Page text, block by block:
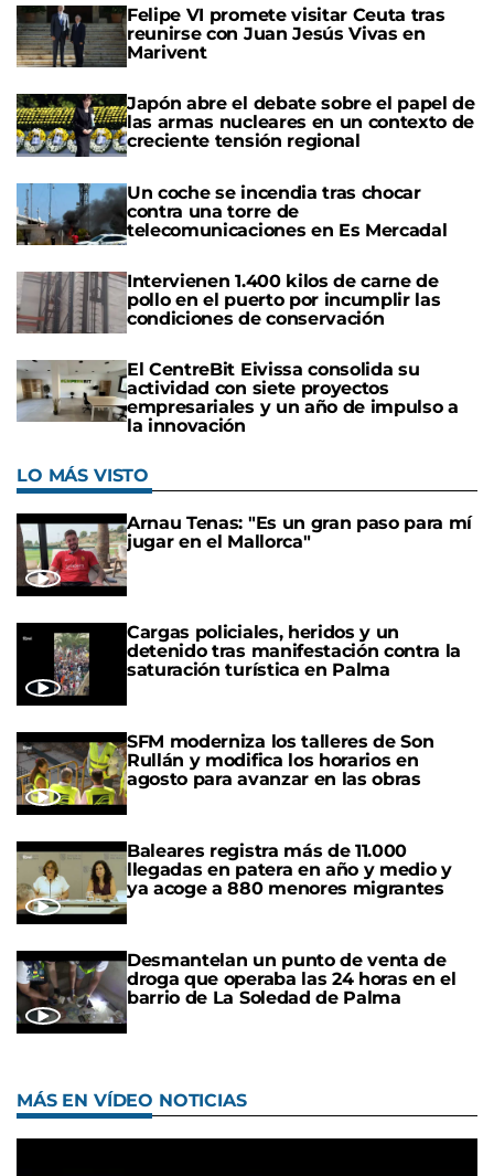
Felipe VI promete visitar Ceuta tras
reunirse con Juan Jesús Vivas en
Marivent
Japón abre el debate sobre el papel de
las armas nucleares en un contexto de
creciente tensión regional
Un coche se incendia tras chocar
contra una torre de
telecomunicaciones en Es Mercadal
Intervienen 1.400 kilos de carne de
pollo en el puerto por incumplir las
condiciones de conservación
El CentreBit Eivissa consolida su
actividad con siete proyectos
empresariales y un año de impulso a
la innovación
LO MÁS VISTO
Arnau Tenas: "Es un gran paso para mí
jugar en el Mallorca"
Cargas policiales, heridos y un
detenido tras manifestación contra la
saturación turística en Palma
SFM moderniza los talleres de Son
Rullán y modifica los horarios en
agosto para avanzar en las obras
Baleares registra más de 11.000
llegadas en patera en año y medio y
ya acoge a 880 menores migrantes
Desmantelan un punto de venta de
droga que operaba las 24 horas en el
barrio de La Soledad de Palma
MÁS EN VÍDEO NOTICIAS